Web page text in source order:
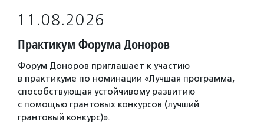
11.08.2026
Практикум Форума Доноров
Форум Доноров приглашает к участию
в практикуме по номинации «Лучшая программа,
способствующая устойчивому развитию
с помощью грантовых конкурсов (лучший
грантовый конкурс)».